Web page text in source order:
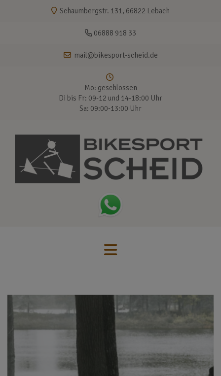
Schaumbergstr. 131, 66822 Lebach
06888 918 33
mail@bikesport-scheid.de
Mo: geschlossen
Di bis Fr: 09-12 und 14-18:00 Uhr
Sa: 09:00-13:00 Uhr